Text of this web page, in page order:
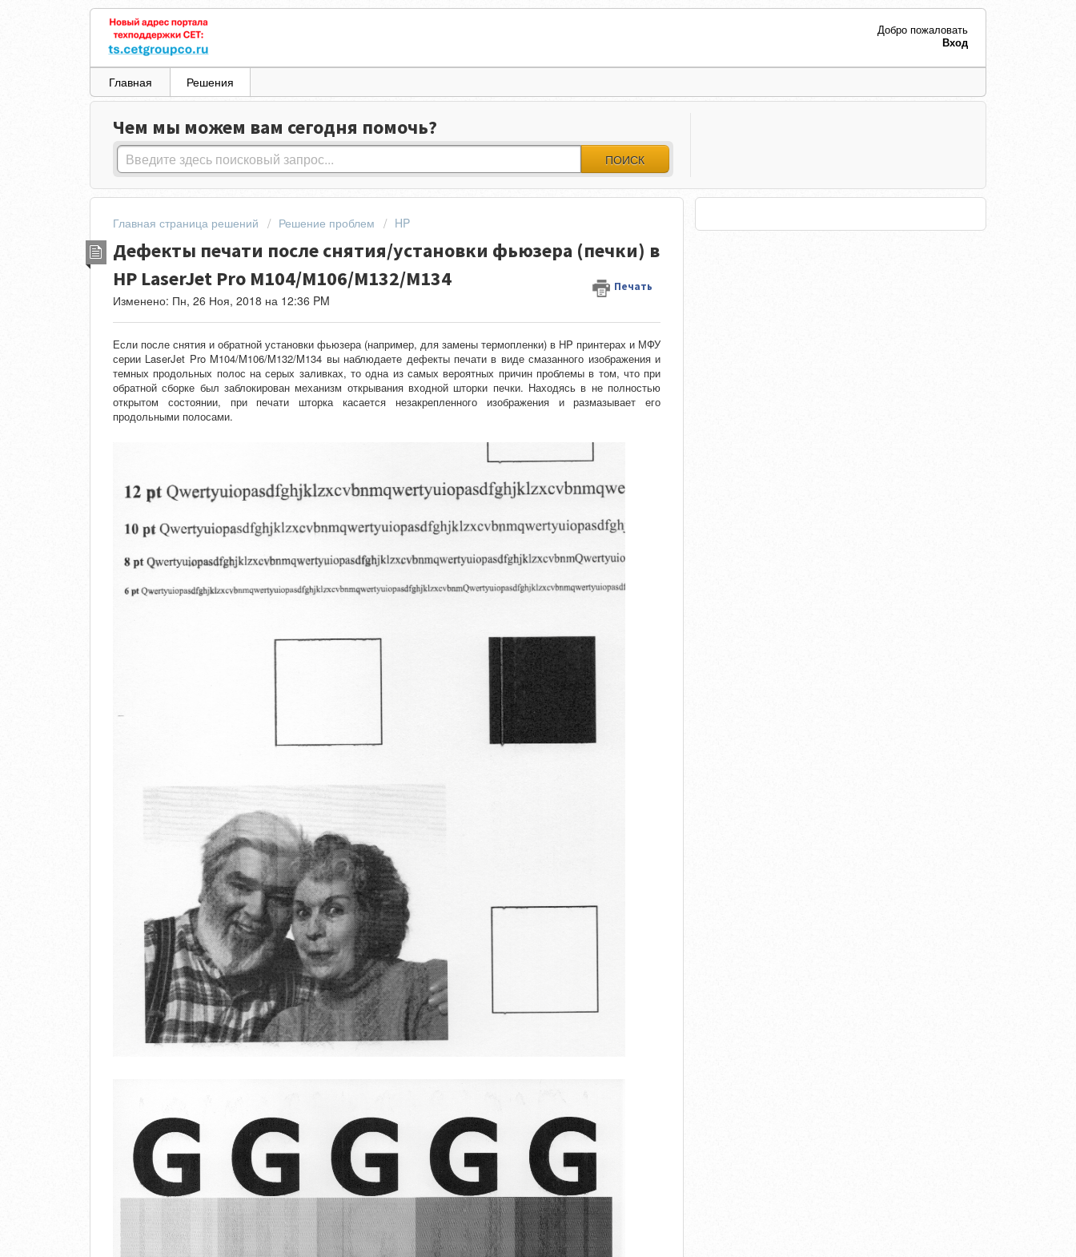
Добро пожаловать
Вход
Главная Решения
Чем мы можем вам сегодня помочь?
ПОИСК
Главная страница решений Решение проблем HP
Дефекты печати после снятия/установки фьюзера (печки) в
HP LaserJet Pro M104/M106/M132/M134
Печать
Изменено: Пн, 26 Ноя, 2018 на 12:36 PM
Если после снятия и обратной установки фьюзера (например, для замены термопленки) в HP принтерах и МФУ
серии LaserJet Pro M104/M106/M132/M134 вы наблюдаете дефекты печати в виде смазанного изображения и
темных продольных полос на серых заливках, то одна из самых вероятных причин проблемы в том, что при
обратной сборке был заблокирован механизм открывания входной шторки печки. Находясь в не полностью
открытом состоянии, при печати шторка касается незакрепленного изображения и размазывает его
продольными полосами.